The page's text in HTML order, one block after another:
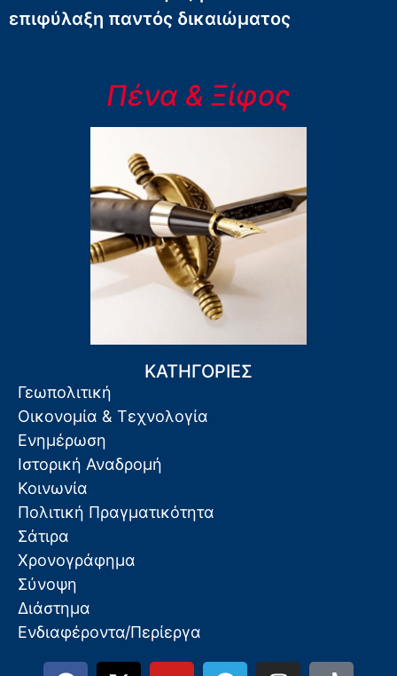
επιφύλαξη παντός δικαιώματος
Πένα & Ξίφος
ΚΑΤΗΓΟΡΙΕΣ
Γεωπολιτική
Οικονομία & Τεχνολογία
Ενημέρωση
Ιστορική Αναδρομή
Κοινωνία
Πολιτική Πραγματικότητα
Σάτιρα
Χρονογράφημα
Σύνοψη
Διάστημα
Ενδιαφέροντα/Περίεργα